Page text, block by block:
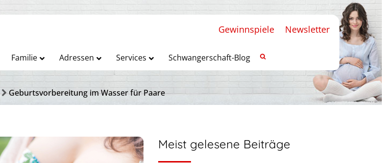
Gewinnspiele Newsletter
Familie Adressen Services Schwangerschaft-Blog
Geburtsvorbereitung im Wasser für Paare
Meist gelesene Beiträge